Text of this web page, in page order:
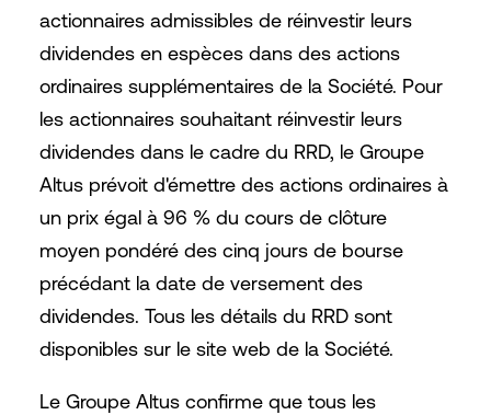
actionnaires admissibles de réinvestir leurs
dividendes en espèces dans des actions
ordinaires supplémentaires de la Société. Pour
les actionnaires souhaitant réinvestir leurs
dividendes dans le cadre du RRD, le Groupe
Altus prévoit d'émettre des actions ordinaires à
un prix égal à 96 % du cours de clôture
moyen pondéré des cinq jours de bourse
précédant la date de versement des
dividendes. Tous les détails du RRD sont
disponibles sur le site web de la Société.
Le Groupe Altus confirme que tous les